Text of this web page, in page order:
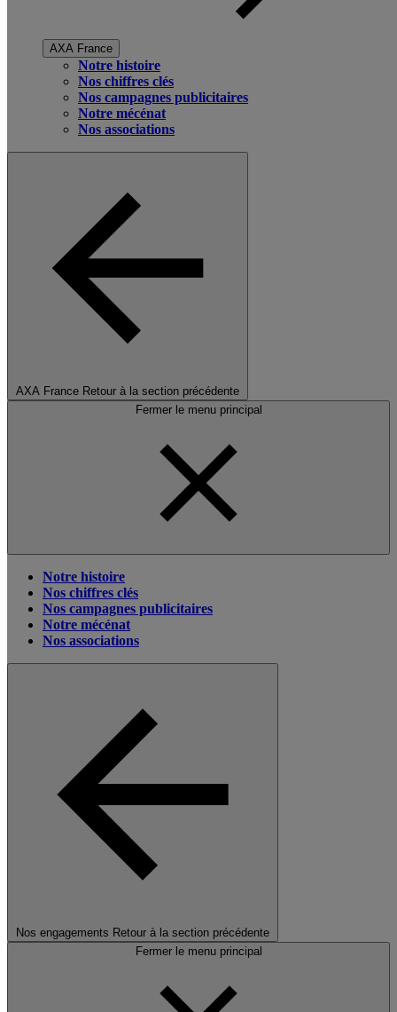
AXA France
Notre histoire
Nos chiffres clés
Nos campagnes publicitaires
Notre mécénat
Nos associations
AXA France Retour à la section précédente
Fermer le menu principal
Notre histoire
Nos chiffres clés
Nos campagnes publicitaires
Notre mécénat
Nos associations
Nos engagements Retour à la section précédente
Fermer le menu principal